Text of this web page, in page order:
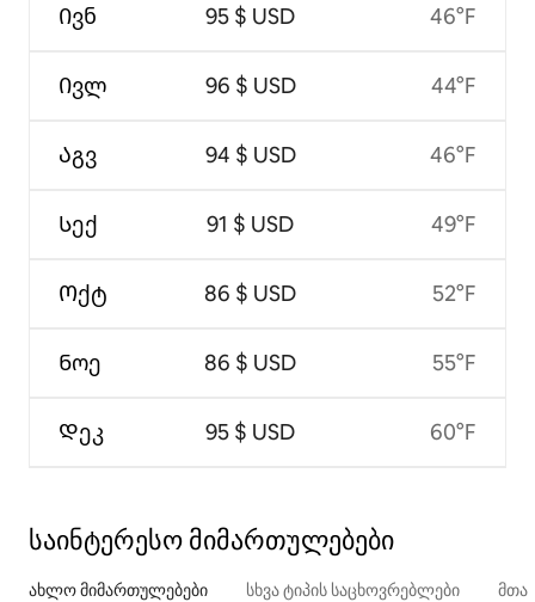
Ივნ
Ივლ
Აგვ
Სექ
Ოქტ
Ნოე
Დეკ
95 $ USD
96 $ USD
94 $ USD
91 $ USD
86 $ USD
86 $ USD
95 $ USD
46°F
44°F
46°F
49°F
52°F
55°F
60°F
საინტერესო მიმართულებები
ახლო მიმართულებები სხვა ტიპის საცხოვრებლები